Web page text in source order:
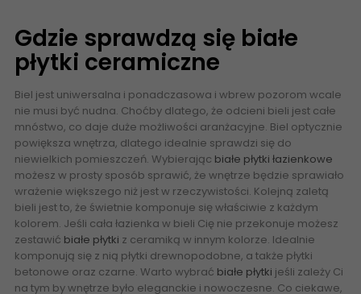
Gdzie sprawdzą się białe
płytki ceramiczne
Biel jest uniwersalna i ponadczasowa i wbrew pozorom wcale
nie musi być nudna. Choćby dlatego, że odcieni bieli jest całe
mnóstwo, co daje duże możliwości aranżacyjne. Biel optycznie
powiększa wnętrza, dlatego idealnie sprawdzi się do
niewielkich pomieszczeń. Wybierając białe płytki łazienkowe
możesz w prosty sposób sprawić, że wnętrze będzie sprawiało
wrażenie większego niż jest w rzeczywistości. Kolejną zaletą
bieli jest to, że świetnie komponuje się właściwie z każdym
kolorem. Jeśli cała łazienka w bieli Cię nie przekonuje możesz
zestawić białe płytki z ceramiką w innym kolorze. Idealnie
komponują się z nią płytki drewnopodobne, a także płytki
betonowe oraz czarne. Warto wybrać białe płytki jeśli zależy Ci
na tym by wnętrze było eleganckie i nowoczesne. Co ciekawe,